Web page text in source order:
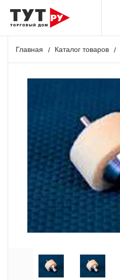
Главная Каталог товаров